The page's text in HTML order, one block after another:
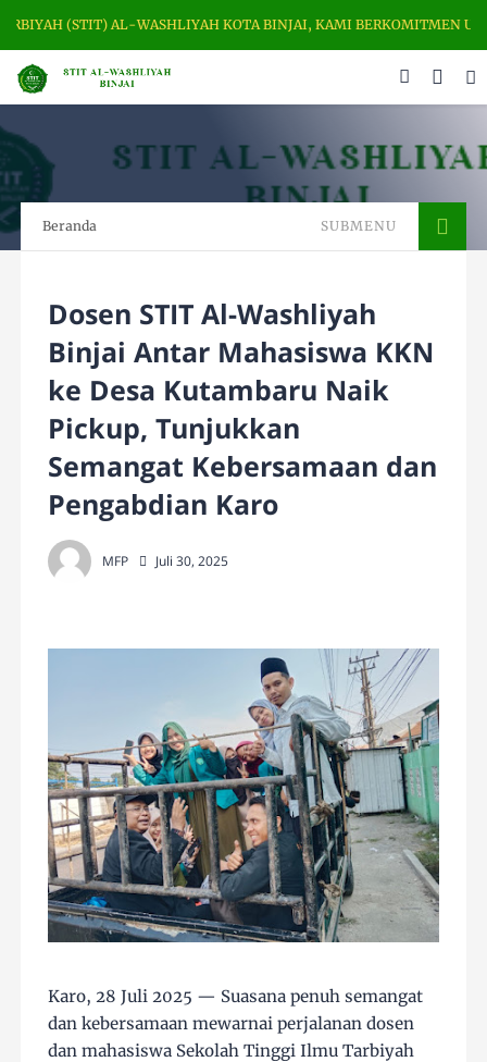
(STIT) AL-WASHLIYAH KOTA BINJAI, KAMI BERKOMITMEN UNTUK
Beranda SUBMENU
Dosen STIT Al-Washliyah
Binjai Antar Mahasiswa KKN
ke Desa Kutambaru Naik
Pickup, Tunjukkan
Semangat Kebersamaan dan
Pengabdian Karo
MFP Juli 30, 2025
Karo, 28 Juli 2025 — Suasana penuh semangat
dan kebersamaan mewarnai perjalanan dosen
dan mahasiswa Sekolah Tinggi Ilmu Tarbiyah